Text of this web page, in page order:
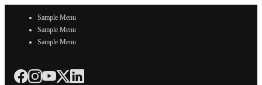
Sample Menu
Sample Menu
Sample Menu